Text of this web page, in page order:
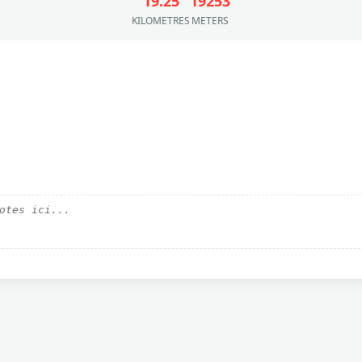
KILOMETRES METERS